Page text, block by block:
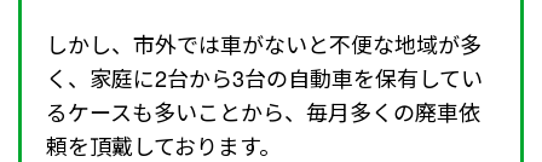
しかし、市外では車がないと不便な地域が多
く、家庭に2台から3台の自動車を保有してい
るケースも多いことから、毎月多くの廃車依
頼を頂戴しております。